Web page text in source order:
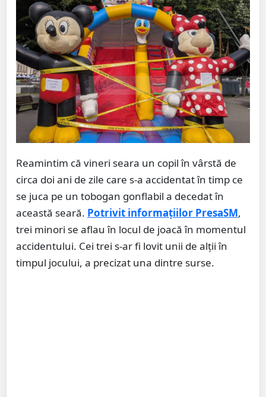
Reamintim că vineri seara un copil în vârstă de
circa doi ani de zile care s-a accidentat în timp ce
se juca pe un tobogan gonflabil a decedat în
această seară. Potrivit informațiilor PresaSM,
trei minori se aflau în locul de joacă în momentul
accidentului. Cei trei s-ar fi lovit unii de alții în
timpul jocului, a precizat una dintre surse.